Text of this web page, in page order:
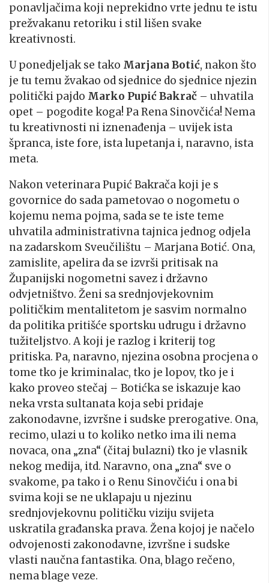
ponavljačima koji neprekidno vrte jednu te istu
prežvakanu retoriku i stil lišen svake
kreativnosti.
U ponedjeljak se tako Marjana Botić, nakon što
je tu temu žvakao od sjednice do sjednice njezin
politički pajdo Marko Pupić Bakrač – uhvatila
opet – pogodite koga! Pa Rena Sinovčića! Nema
tu kreativnosti ni iznenađenja – uvijek ista
špranca, iste fore, ista lupetanja i, naravno, ista
meta.
Nakon veterinara Pupić Bakrača koji je s
govornice do sada pametovao o nogometu o
kojemu nema pojma, sada se te iste teme
uhvatila administrativna tajnica jednog odjela
na zadarskom Sveučilištu – Marjana Botić. Ona,
zamislite, apelira da se izvrši pritisak na
Županijski nogometni savez i državno
odvjetništvo. Ženi sa srednjovjekovnim
političkim mentalitetom je sasvim normalno
da politika pritišće sportsku udrugu i državno
tužiteljstvo. A koji je razlog i kriterij tog
pritiska. Pa, naravno, njezina osobna procjena o
tome tko je kriminalac, tko je lopov, tko je i
kako proveo stečaj – Botićka se iskazuje kao
neka vrsta sultanata koja sebi pridaje
zakonodavne, izvršne i sudske prerogative. Ona,
recimo, ulazi u to koliko netko ima ili nema
novaca, ona „zna“ (čitaj bulazni) tko je vlasnik
nekog medija, itd. Naravno, ona „zna“ sve o
svakome, pa tako i o Renu Sinovčiću i ona bi
svima koji se ne uklapaju u njezinu
srednjovjekovnu političku viziju svijeta
uskratila građanska prava. Žena kojoj je načelo
odvojenosti zakonodavne, izvršne i sudske
vlasti naučna fantastika. Ona, blago rečeno,
nema blage veze.